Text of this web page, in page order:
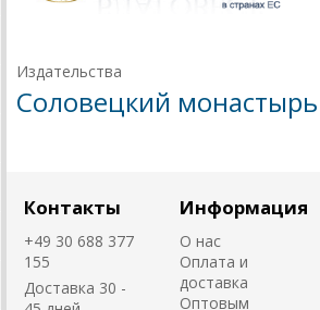
Издательства
Соловецкий монастырь
Контакты
+49 30 688 377
155
Доставка 30 -
Информация
О нас
Оплата и
доставка
Оптовым